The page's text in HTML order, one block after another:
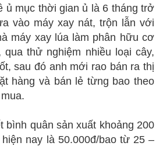
ủ mục thời gian ủ là 6 tháng trở
vào máy xay nát, trộn lẫn với
máy xay lúa làm phân hữu cơ
qua thử nghiệm nhiều loại cây,
sau đó anh mới rao bán ra thị
hàng và bán lẻ từng bao theo
bình quân sản xuất khoảng 200
nay là 50.000đ/bao từ 25 –